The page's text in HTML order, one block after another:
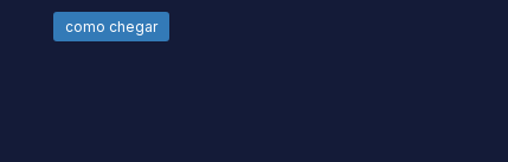
como chegar